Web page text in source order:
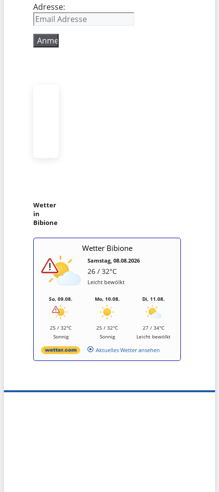
Adresse:
Wetter
in
Bibione
Wetter Bibione
Samstag, 08.08.2026
26 / 32°C
Leicht bewölkt
So, 09.08.
25 / 32°C
Sonnig
Mo, 10.08.
25 / 32°C
Sonnig
Di, 11.08.
27 / 34°C
Leicht bewölkt
Aktuelles Wetter ansehen